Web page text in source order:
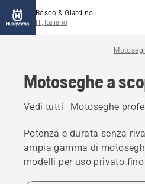
Bosco & Giardino
IT, Italiano
Motoseghe a
Vedi tutti Motoseghe
Potenza e durata senza
ampia gamma di
modelli per uso privato